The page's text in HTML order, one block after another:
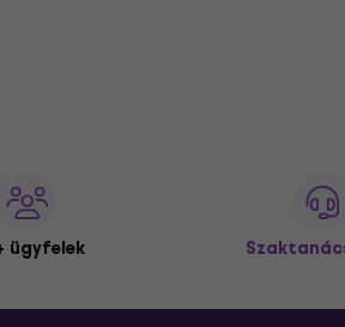
ügyfelek